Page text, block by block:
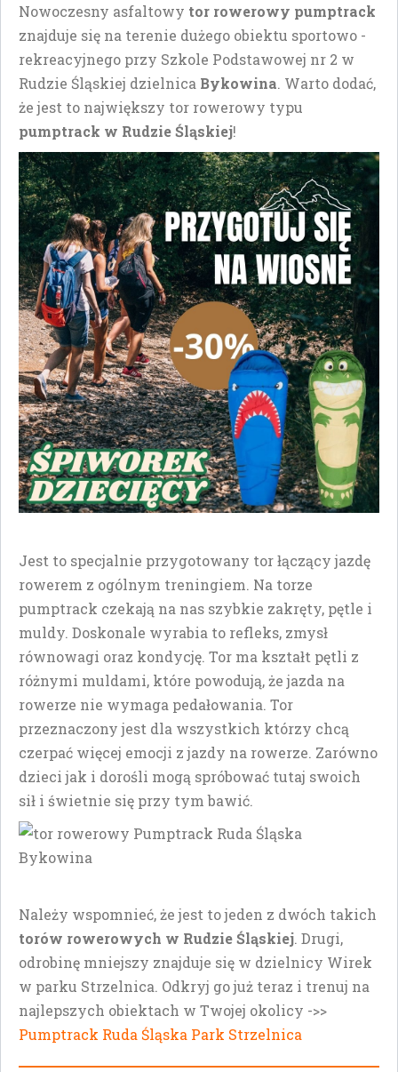
Nowoczesny asfaltowy tor rowerowy pumptrack
znajduje się na terenie dużego obiektu sportowo -
rekreacyjnego przy Szkole Podstawowej nr 2 w
Rudzie Śląskiej dzielnica Bykowina. Warto dodać,
że jest to największy tor rowerowy typu
pumptrack w Rudzie Śląskiej!
Jest to specjalnie przygotowany tor łączący jazdę
rowerem z ogólnym treningiem. Na torze
pumptrack czekają na nas szybkie zakręty, pętle i
muldy. Doskonale wyrabia to refleks, zmysł
równowagi oraz kondycję. Tor ma kształt pętli z
różnymi muldami, które powodują, że jazda na
rowerze nie wymaga pedałowania. Tor
przeznaczony jest dla wszystkich którzy chcą
czerpać więcej emocji z jazdy na rowerze. Zarówno
dzieci jak i dorośli mogą spróbować tutaj swoich
sił i świetnie się przy tym bawić.
Należy wspomnieć, że jest to jeden z dwóch takich
torów rowerowych w Rudzie Śląskiej. Drugi,
odrobinę mniejszy znajduje się w dzielnicy Wirek
w parku Strzelnica. Odkryj go już teraz i trenuj na
najlepszych obiektach w Twojej okolicy ->>
Pumptrack Ruda Śląska Park Strzelnica